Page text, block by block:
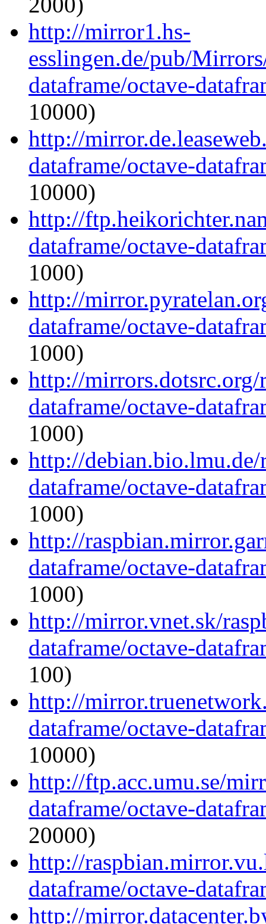
http://mirror1.hs-
esslingen.de/pub/
dataframe/octave-
10000)
http://
dataframe/octave-
10000)
http://
dataframe/octave-
1000)
http://
dataframe/octave-
1000)
http://mirrors.dotsrc.org/
dataframe/octave-
1000)
http://
dataframe/octave-
1000)
http://
dataframe/octave-
1000)
http://mirror.vnet.sk/
dataframe/octave-
100)
http://
dataframe/octave-
10000)
http://ftp.acc.umu.se/
dataframe/octave-
20000)
http://
dataframe/octave-
http://